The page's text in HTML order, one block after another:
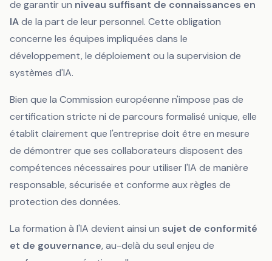
de garantir un niveau suffisant de connaissances en
IAde la part de leur personnel. Cette obligation
concerne les équipes impliquées dans le
développement, le déploiement ou la supervision de
systèmes d'IA.
Bien que la Commission européenne n'impose pas de
certification stricte ni de parcours formalisé unique, elle
établit clairement que l'entreprise doit être en mesure
de démontrer que ses collaborateurs disposent des
compétences nécessaires pour utiliser l'IA de manière
responsable, sécurisée et conforme aux règles de
protection des données.
La formation à l'IA devient ainsi un sujet de conformité
et de gouvernance, au-delà du seul enjeu de